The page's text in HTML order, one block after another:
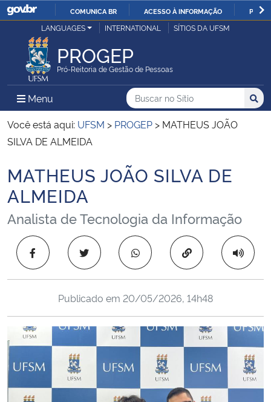
IR
COMUNICA BR ACESSO À INFORMAÇÃO
Ministério da Justiça e Segurança Pública
Ministério da Defesa
Ministério das Relações Exteriores
Ministério da Infraestrutura
Ministério da Agricultura, Pecuária e Abastecimento
Ministério da Educação
Ministério da Cidadania
Ministério de Minas e Energia
Ministério da Ciência, Tecnologia, Inovações e Comunicações
LANGUAGES INTERNATIONAL SÍTIOS DA UFSM
PROGEP
Pró-Reitoria de Gestão de Pessoas
Menu Menu Principal do Sítio
Busca
Buscar no no Sítio
Busca:
Você está aqui: UFSM > PROGEP > MATHEUS JOÃO
SILVA DE ALMEIDA
Início do conteúdo
MATHEUS JOÃO SILVA DE
ALMEIDA
Analista de Tecnologia da Informação
Copiar para área
Publicado em 20/05/2026, 14h48